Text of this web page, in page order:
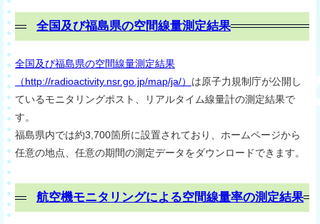
全国及び福島県の空間線量測定結果
全国及び福島県の空間線量測定結果
（http://radioactivity.nsr.go.jp/map/ja/） は原子力規制庁が公開し
ているモニタリングポスト、リアルタイム線量計の測定結果で
す。
福島県内では約3,700箇所に設置されており、ホームページから
任意の地点、任意の期間の測定データをダウンロードできます。
航空機モニタリングによる空間線量率の測定結果